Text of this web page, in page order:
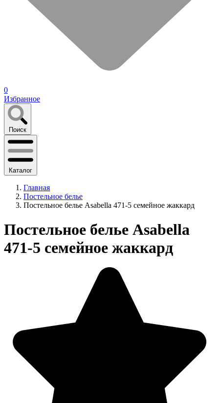
0
Избранное
Поиск
Каталог
Главная
Постельное белье
Постельное белье Asabella 471-5 семейное жаккард
Постельное белье Asabella
471-5 семейное жаккард